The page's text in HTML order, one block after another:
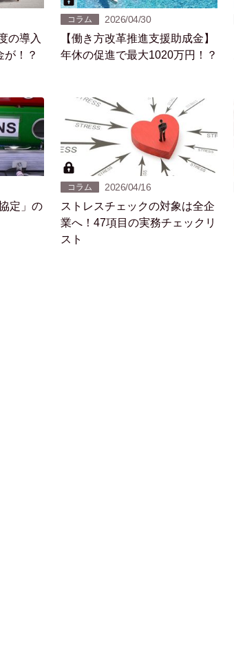
の導入
が！？
コラム 2026/04/30
【働き方改革推進支援助成金】
年休の促進で最大1020万円！？
定」の
コラム 2026/04/16
ストレスチェックの対象は全企
業へ！47項目の実務チェックリ
スト